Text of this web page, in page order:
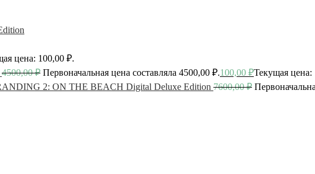
цена: 100,00 ₽.
4500,00₽ Первоначальная цена составляла 4500,00 ₽.100,00 ₽Текущая цена:
2: ON THE BEACH Digital Deluxe Edition 7600,00₽